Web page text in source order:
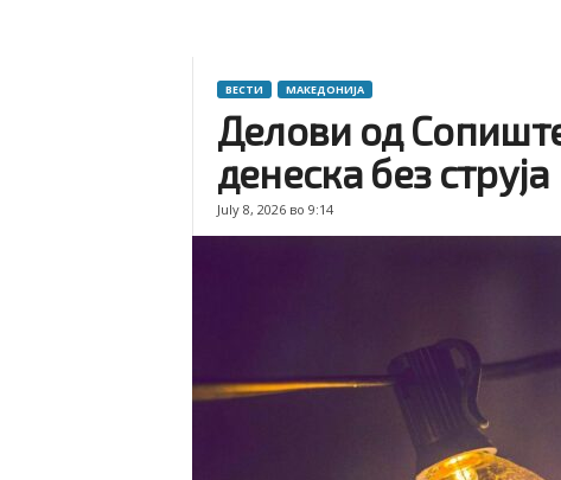
ВЕСТИ МАКЕДОНИЈА
Делови од
денеска без струја
July 8, 2026 во 9:14